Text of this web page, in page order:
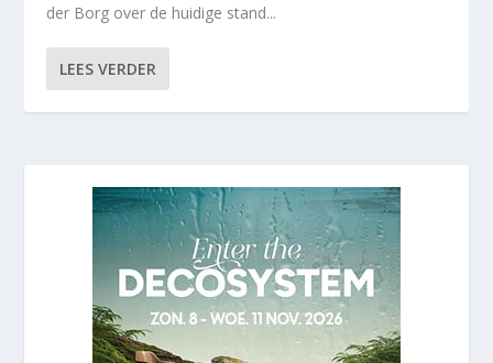
der Borg over de huidige stand...
LEES VERDER